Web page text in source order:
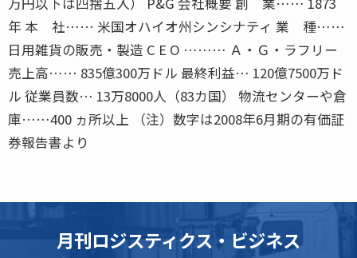
年 本 社…… 米国オハイオ州シンシナティ 業 種……
日用雑貨の販売・製造 C E O ……… Ａ・Ｇ・ラフリー
売上高…… 835億300万ドル 最終利益… 120億7500万ド
ル 従業員数… 13万8000人（83カ国） 物流センターや倉
庫……400 ヵ所以上 （注）数字は2008年6月期の有価証
券報告書より
月刊ロジスティクス・ビジネス